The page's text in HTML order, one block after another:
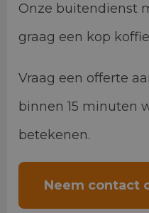
Onze buitendienst
graag een kop
Vraag een offerte
binnen 15 minuten
betekenen.
Neem contact